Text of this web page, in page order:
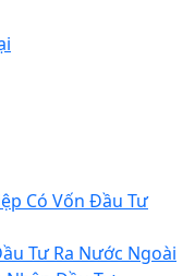
Có Vốn Đầu Tư
Tư Ra Nước Ngoài